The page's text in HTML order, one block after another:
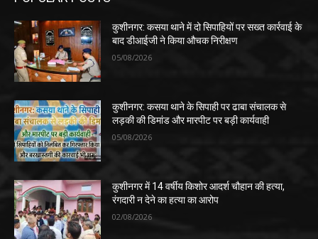
कुशीनगर: कसया थाने में दो सिपाहियों पर सख्त कार्रवाई के
बाद डीआईजी ने किया औचक निरीक्षण
05/08/2026
कुशीनगर: कसया थाने के सिपाही पर ढाबा संचालक से
लड़की की डिमांड और मारपीट पर बड़ी कार्यवाही
05/08/2026
कुशीनगर में 14 वर्षीय किशोर आदर्श चौहान की हत्या,
रंगदारी न देने का हत्या का आरोप
02/08/2026